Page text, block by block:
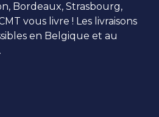
Bordeaux, Strasbourg,
vous livre ! Les livraisons
en Belgique et au